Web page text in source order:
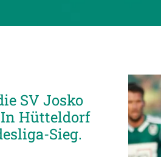
SV Josko
Hütteldorf
Sieg.